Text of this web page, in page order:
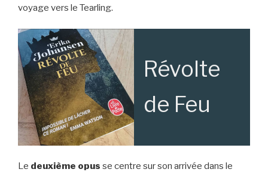
voyage vers le Tearling.
Révolte
de Feu
Le deuxième opus se centre sur son arrivée dans le